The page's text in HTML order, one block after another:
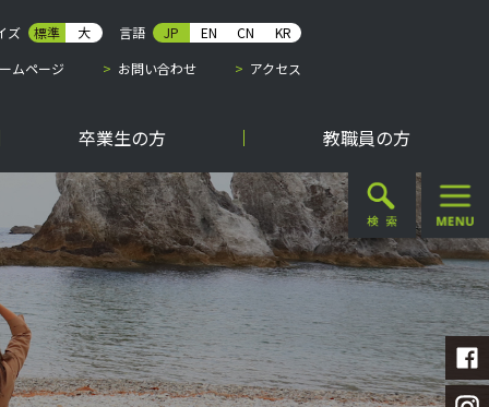
ズ 標準 大 言語 JP EN CN
KR
ムページ
お問い合わせ アクセス
卒業生の方 教職員の方